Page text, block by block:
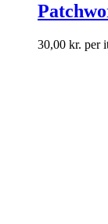
30,00 kr. per